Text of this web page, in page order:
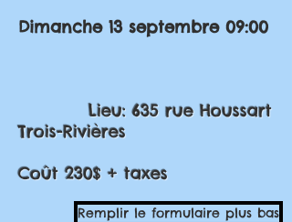
Dimanche 13 septembre 09:00
Lieu: 635 rue Houssart
Trois-Rivières
Coût 230$ + taxes
Remplir le formulaire plus bas